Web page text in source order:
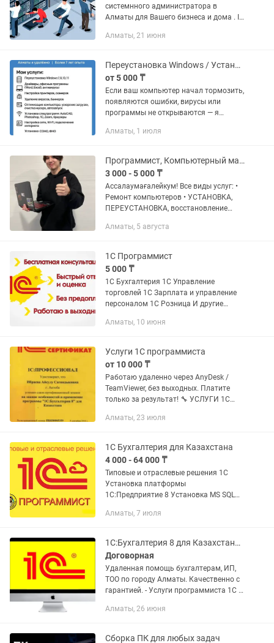
системнного администратора в
Алматы для Вашего бизнеса и дома . IT
обслуживание компьютерной техники .
масштаба...
Алматы, 21 июня
Переустановка Windows / Установка программ / Чистка от вирусов /Настройка
от 5 000 ₸
Если ваш компьютер начал тормозить,
появляются ошибки, вирусы или
программы не открываются — я
Мои услуги: - Переустановка Windows 7,
Алматы, 1 июля
Программист, Компьютерный мастер, КАЧЕСТВЕННО И НЕДОРОГО
3 000 - 5 000 ₸
Ассалаумағалейкум! Все виды услуг: •
Ремонт компьютеров • УСТАНОВКА,
ПЕРЕУСТАНОВКА, восстановление
драйверов • Установка программ
Алматы, 5 августа
1С Программист
5 000 ₸
1С Бухгалтерия 1С Управление
торговлей 1С Зарплата и управление
персоналом 1С Розница И другие
обновление программы 1С -Решение
Алматы, 10 июня
Услуги 1С программиста
от 10 000 ₸
Работаю удаленно через AnyDesk /
TeamViewer, без выходных. Платите
только за результат! 🔧 УСЛУГИ 1С
обновление, настройка баз
восстановление,...
Алматы, 23 июля
1С Бухгалтерия для Казахстана
4 000 - 64 000 ₸
Типовые и отраслевые решения 1С
Установка платформы
1С:Предприятие 8 Установка MS SQL
всех типовых конфигураций 1С
Настройка...
Алматы, 7 июля
1С:Бухгалтерия 8 для Казахстана. Электронная поставка. Алматы
Договорная
Удаленная помощь бухгалтерам, ИП,
ТОО по городу Алматы. Качественно с
гарантией. - Услуги программиста 1С -
программы 1С Бухгалтерия для
Алматы, 26 июня
Сборка ПК для любых задач